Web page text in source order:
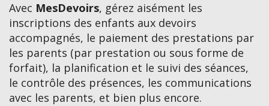
Avec MesDevoirs, gérez aisément les
inscriptions des enfants aux devoirs
accompagnés, le paiement des prestations par
les parents (par prestation ou sous forme de
forfait), la planification et le suivi des séances,
le contrôle des présences, les communications
avec les parents, et bien plus encore.